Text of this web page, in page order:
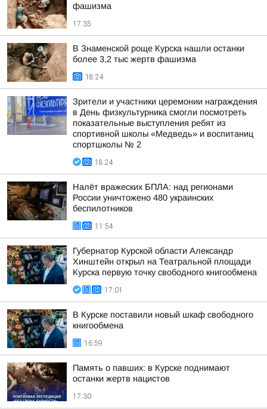
фашизма
17:35
В Знаменской роще Курска нашли останки
более 3,2 тыс жертв фашизма
18:24
Зрители и участники церемонии награждения
в День физкультурника смогли посмотреть
показательные выступления ребят из
спортивной школы «Медведь» и воспитаниц
спортшколы № 2
18:24
Налёт вражеских БПЛА: над регионами
России уничтожено 480 украинских
беспилотников
11:54
Губернатор Курской области Александр
Хинштейн открыл на Театральной площади
Курска первую точку свободного книгообмена
17:01
В Курске поставили новый шкаф свободного
книгообмена
16:59
Память о павших: в Курске поднимают
останки жертв нацистов
17:30